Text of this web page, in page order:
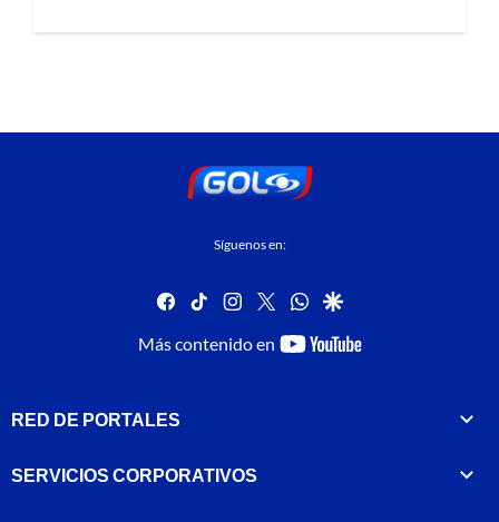
Síguenos en:
facebook
tiktok instagram
twitterwhatsapp
google
Más contenido en
youtube-
RED DE PORTALES
SERVICIOS CORPORATIVOS